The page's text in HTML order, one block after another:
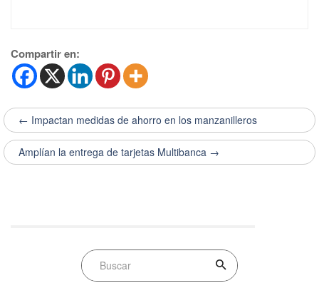
Compartir en:
← Impactan medidas de ahorro en los manzanilleros
Amplían la entrega de tarjetas Multibanca →